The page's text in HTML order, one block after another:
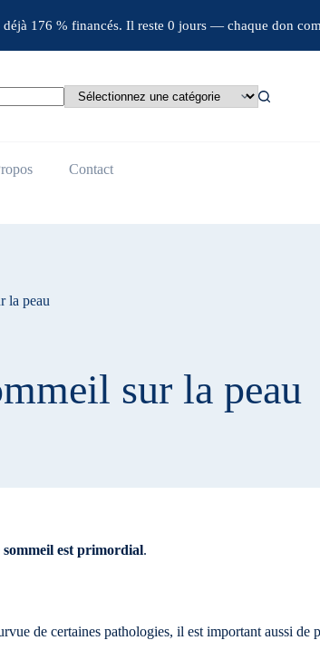
déjà 176 % financés. Il reste 0 jours — chaque don
Contact
la peau
sur la peau
sommeil est primordial.
de certaines pathologies, il est important aussi de